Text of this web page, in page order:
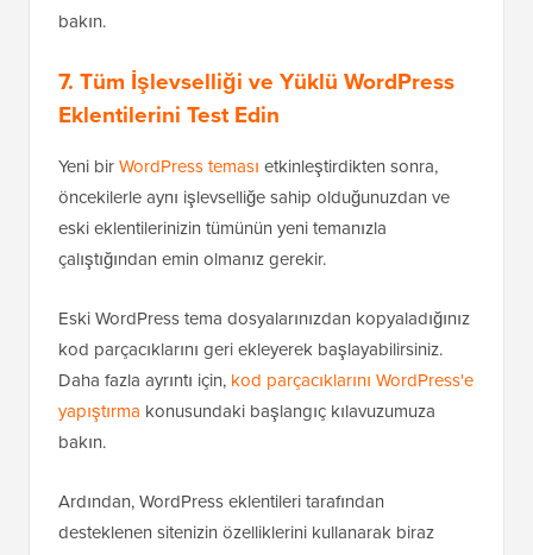
bakın.
7. Tüm İşlevselliği ve Yüklü WordPress
Eklentilerini Test Edin
Yeni birWordPress teması etkinleştirdikten sonra,
öncekilerle aynı işlevselliğe sahip olduğunuzdan ve
eski eklentilerinizin tümünün yeni temanızla
çalıştığından emin olmanız gerekir.
Eski WordPress tema dosyalarınızdan kopyaladığınız
kod parçacıklarını geri ekleyerek başlayabilirsiniz.
Daha fazla ayrıntı için, kod parçacıklarını WordPress'e
yapıştırma konusundaki başlangıç kılavuzumuza
bakın.
Ardından, WordPress eklentileri tarafından
desteklenen sitenizin özelliklerini kullanarak biraz